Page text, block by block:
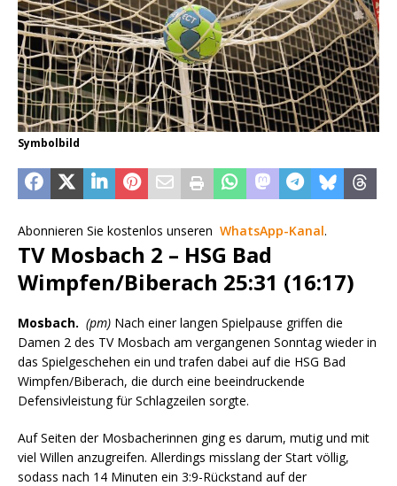
Symbolbild
Abonnieren Sie kostenlos unseren WhatsApp-Kanal.
TV Mosbach 2 – HSG Bad
Wimpfen/Biberach 25:31 (16:17)
Mosbach. (pm) Nach einer langen Spielpause griffen die
Damen 2 des TV Mosbach am vergangenen Sonntag wieder in
das Spielgeschehen ein und trafen dabei auf die HSG Bad
Wimpfen/Biberach, die durch eine beeindruckende
Defensivleistung für Schlagzeilen sorgte.
Auf Seiten der Mosbacherinnen ging es darum, mutig und mit
viel Willen anzugreifen. Allerdings misslang der Start völlig,
sodass nach 14 Minuten ein 3:9-Rückstand auf der